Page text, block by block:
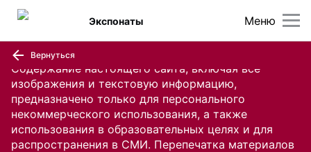
Содержание настоящего сайта, включая все
изображения и текстовую информацию,
предназначено только для персонального
некоммерческого использования, а также
использования в образовательных целях и для
распространения в СМИ. Перепечатка материалов
Меню
Экспонаты
Вернуться